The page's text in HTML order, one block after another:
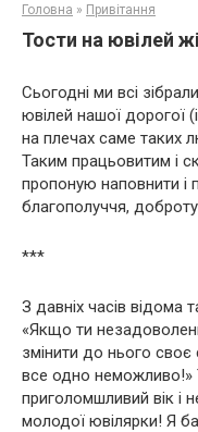
Головна » Привітання
Тости на ювілей
Сьогодні ми всі
ювілей нашої дорогої
на плечах саме таких
Таким працьовитим і
пропоную наповнити і
благополуччя, доброту
***
З давніх часів відома
«Якщо ти
змінити до нього своє
все одно неможливо!»
приголомшливий вік і
молодої ювілярки! Я